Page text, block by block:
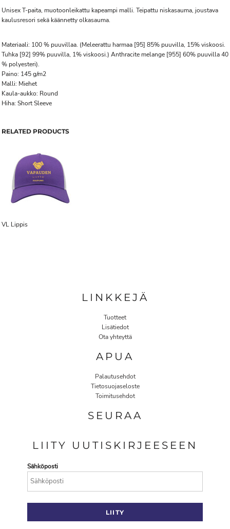
Unisex T-paita, muotoonleikattu kapeampi malli. Teipattu niskasauma, joustava
kaulusresori sekä käännetty olkasauma.
Materiaali: 100 % puuvillaa. (Meleerattu harmaa [95] 85% puuvilla, 15% viskoosi.
Tuhka [92] 99% puuvilla, 1% viskoosi.) Anthracite melange [955] 60% puuvilla 40
% polyesteri).
Paino: 145 g/m2
Malli: Miehet
Kaula-aukko: Round
Hiha: Short Sleeve
RELATED PRODUCTS
VL Lippis
LINKKEJÄ
Tuotteet
Lisätiedot
Ota yhteyttä
APUA
Palautusehdot
Tietosuojaseloste
Toimitusehdot
SEURAA
LIITY UUTISKIRJEESEEN
Sähköposti
LIITY